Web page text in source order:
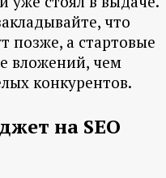
что
позже, а стартовые
вложений, чем
конкурентов.
на SEO